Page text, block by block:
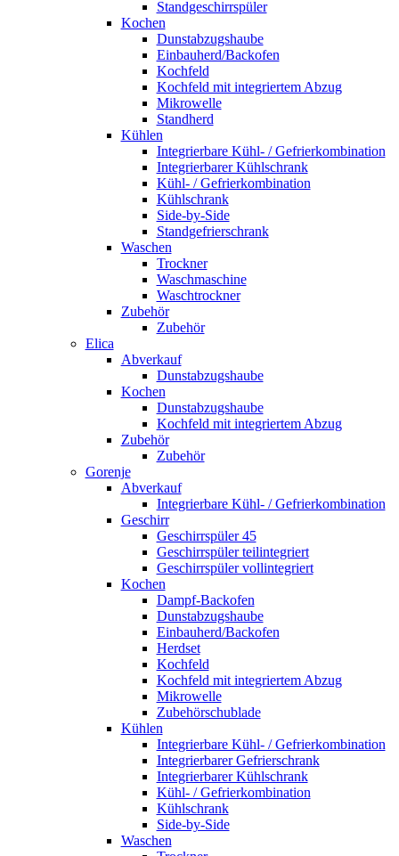
Standgeschirrspüler
Kochen
Dunstabzugshaube
Einbauherd/Backofen
Kochfeld
Kochfeld mit integriertem Abzug
Mikrowelle
Standherd
Kühlen
Integrierbare Kühl- / Gefrierkombination
Integrierbarer Kühlschrank
Kühl- / Gefrierkombination
Kühlschrank
Side-by-Side
Standgefrierschrank
Waschen
Trockner
Waschmaschine
Waschtrockner
Zubehör
Zubehör
Elica
Abverkauf
Dunstabzugshaube
Kochen
Dunstabzugshaube
Kochfeld mit integriertem Abzug
Zubehör
Zubehör
Gorenje
Abverkauf
Integrierbare Kühl- / Gefrierkombination
Geschirr
Geschirrspüler 45
Geschirrspüler teilintegriert
Geschirrspüler vollintegriert
Kochen
Dampf-Backofen
Dunstabzugshaube
Einbauherd/Backofen
Herdset
Kochfeld
Kochfeld mit integriertem Abzug
Mikrowelle
Zubehörschublade
Kühlen
Integrierbare Kühl- / Gefrierkombination
Integrierbarer Gefrierschrank
Integrierbarer Kühlschrank
Kühl- / Gefrierkombination
Kühlschrank
Side-by-Side
Waschen